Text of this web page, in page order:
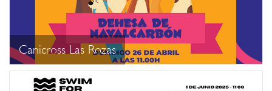
Canicross Las Rozas